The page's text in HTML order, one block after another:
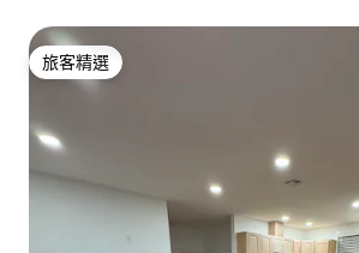
旅客精選
旅客精選